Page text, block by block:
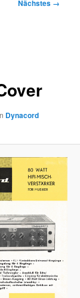
Nächstes →
Dynacord